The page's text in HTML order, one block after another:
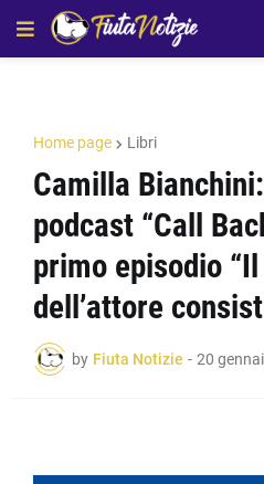
Home page Libri
Camilla
podcast “Call
primo episodio
dell’attore
by Fiuta Notizie - 20